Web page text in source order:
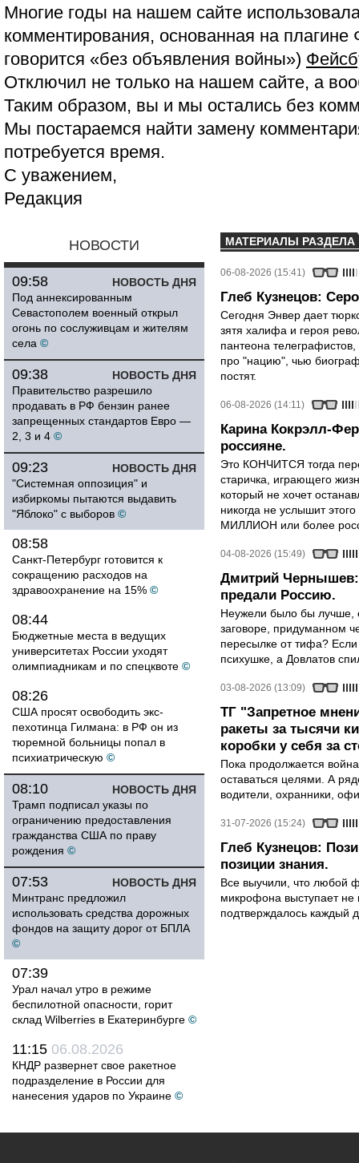
Многие годы на нашем сайте
комментирования, основанная на
говорится «без объявления войны»)
Отключил не только на нашем сайте, а
Таким образом, вы и мы остались без
Мы постараемся найти замену
потребуется время.
С уважением,
Редакция
НОВОСТИ
НОВОСТЬ ДНЯ
09:58
Под аннексированным
Севастополем военный открыл
огонь по сослуживцам и жителям
села ©
НОВОСТЬ ДНЯ
09:38
Правительство разрешило
продавать в РФ бензин ранее
запрещенных стандартов Евро —
2, 3 и 4 ©
НОВОСТЬ ДНЯ
09:23
"Системная оппозиция" и
избиркомы пытаются выдавить
"Яблоко" с выборов ©
08:58
Санкт-Петербург готовится к
сокращению расходов на
здравоохранение на 15% ©
08:44
Бюджетные места в ведущих
университетах России уходят
олимпиадникам и по спецквоте ©
08:26
США просят освободить экс-
пехотинца Гилмана: в РФ он из
тюремной больницы попал в
психиатрическую ©
НОВОСТЬ ДНЯ
08:10
Трамп подписал указы по
ограничению предоставления
гражданства США по праву
рождения ©
НОВОСТЬ ДНЯ
07:53
Минтранс предложил
использовать средства дорожных
фондов на защиту дорог от БПЛА
©
07:39
Урал начал утро в режиме
беспилотной опасности, горит
склад Wilberries в Екатеринбурге ©
11:15 06.08.2026
КНДР развернет свое ракетное
подразделение в России для
нанесения ударов по Украине ©
МАТЕРИАЛЫ РАЗДЕЛА
06-08-2026 (15:41)
Глеб Кузнецов:
Сегодня Энвер дает
зятя халифа и героя
пантеона
про "нацию", чью
постят.
06-08-2026 (14:11)
Карина Кокрэлл-
россияне.
Это КОНЧИТСЯ тогда
старичка, играющего
который не хочет
никогда не услышит
МИЛЛИОН или более
04-08-2026 (15:49)
Дмитрий Чернышев:
предали Россию.
Неужели было бы лучше,
заговоре, придуманном
пересылке от тифа?
психушке, а Довлатов
03-08-2026 (13:09)
ТГ "Запретное
ракеты за тысячи
коробки у себя за
Пока продолжается
оставаться целями. А
водители, охранники,
31-07-2026 (15:24)
Глеб Кузнецов:
позиции знания.
Все выучили, что любой
микрофона выступает не
подтверждалось каждый